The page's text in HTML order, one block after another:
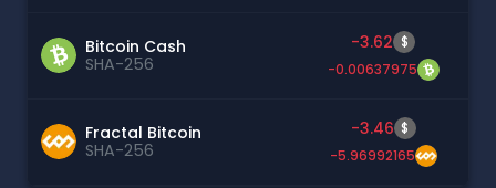
Bitcoin Cash
SHA-256
-3.62 $
-0.00637975
Fractal Bitcoin
SHA-256
-3.46 $
-5.96992165